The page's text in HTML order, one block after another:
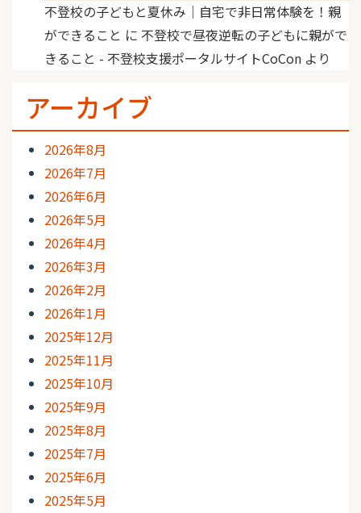
不登校の子どもと夏休み｜自宅で非日常体験を！親
ができること に 不登校で昼夜逆転の子どもに親がで
きること - 不登校支援ポータルサイトCoCon より
アーカイブ
2026年8月
2026年7月
2026年6月
2026年5月
2026年4月
2026年3月
2026年2月
2026年1月
2025年12月
2025年11月
2025年10月
2025年9月
2025年8月
2025年7月
2025年6月
2025年5月